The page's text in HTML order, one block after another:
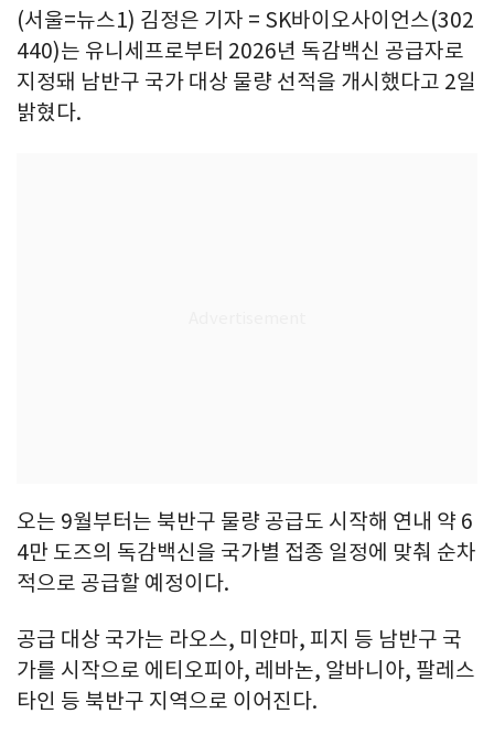
(서울=뉴스1) 김정은 기자 = SK바이오사이언스(302
440)는 유니세프로부터 2026년 독감백신 공급자로
지정돼 남반구 국가 대상 물량 선적을 개시했다고 2일
밝혔다.
오는 9월부터는 북반구 물량 공급도 시작해 연내 약 6
4만 도즈의 독감백신을 국가별 접종 일정에 맞춰 순차
적으로 공급할 예정이다.
공급 대상 국가는 라오스, 미얀마, 피지 등 남반구 국
가를 시작으로 에티오피아, 레바논, 알바니아, 팔레스
타인 등 북반구 지역으로 이어진다.